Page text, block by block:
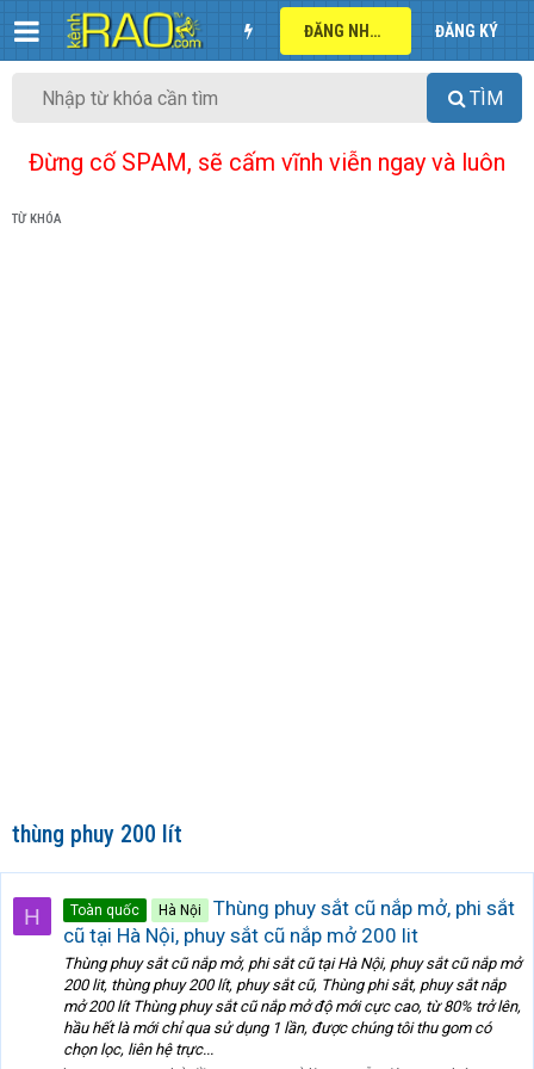
ĐĂNG NHẬP ĐĂNG KÝ
TÌM
Đừng cố SPAM, sẽ cấm vĩnh viễn ngay và luôn
TỪ KHÓA
thùng phuy 200 lít
H Toàn quốc Hà Nội
Thùng phuy sắt cũ nắp mở, phi sắt
cũ tại Hà Nội, phuy sắt cũ nắp mở 200 lit
Thùng phuy sắt cũ nắp mở, phi sắt cũ tại Hà Nội, phuy sắt cũ nắp mở
200 lit, thùng phuy 200 lít, phuy sắt cũ, Thùng phi sắt, phuy sắt nắp
mở 200 lít Thùng phuy sắt cũ nắp mở độ mới cực cao, từ 80% trở lên,
hầu hết là mới chỉ qua sử dụng 1 lần, được chúng tôi thu gom có
chọn lọc, liên hệ trực...